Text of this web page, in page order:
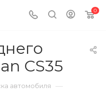
0
CS35
автомобиля —